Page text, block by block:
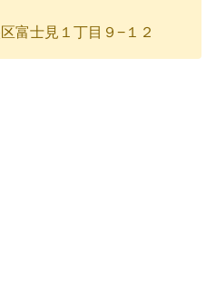
富士見１丁目９−１２